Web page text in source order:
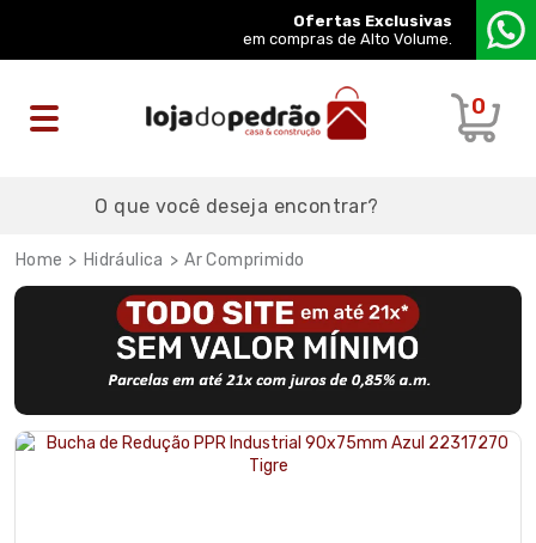
Ofertas Exclusivas
em compras de Alto Volume.
0
Hidráulica Ar Comprimido